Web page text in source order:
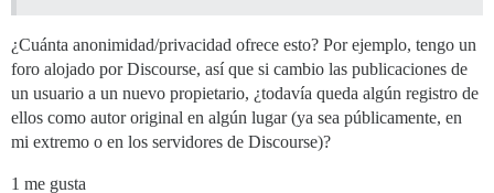
¿Cuánta anonimidad/privacidad ofrece esto? Por ejemplo, tengo un
foro alojado por Discourse, así que si cambio las publicaciones de
un usuario a un nuevo propietario, ¿todavía queda algún registro de
ellos como autor original en algún lugar (ya sea públicamente, en
mi extremo o en los servidores de Discourse)?
1 me gusta